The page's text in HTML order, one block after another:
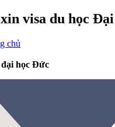
visa du học
chủ
học Đức